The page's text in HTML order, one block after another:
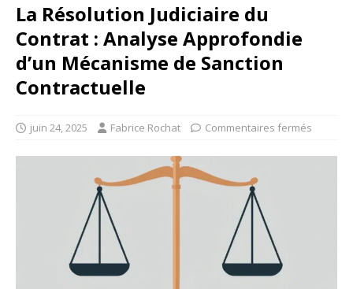
La Résolution Judiciaire du
Contrat : Analyse Approfondie
d’un Mécanisme de Sanction
Contractuelle
juin 24, 2025 Fabrice Rochat Commentaires fermés